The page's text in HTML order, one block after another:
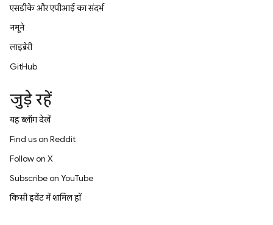
एसडीके और एपीआई का संदर्भ
नमूने
लाइब्रेरी
GitHub
जुड़े रहें
यह ब्लॉग देखें
Find us on Reddit
Follow on X
Subscribe on YouTube
किसी इवेंट में शामिल हों